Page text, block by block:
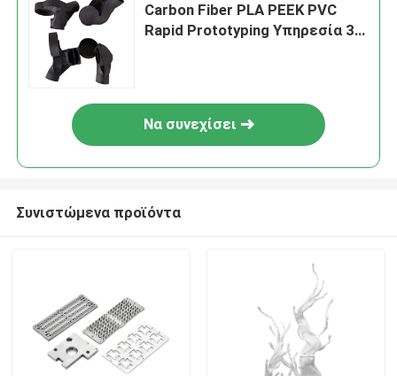
Carbon Fiber PLA PEEK PVC
Rapid Prototyping Υπηρεσία 3D
Να συνεχίσει
Συνιστώμενα προϊόντα